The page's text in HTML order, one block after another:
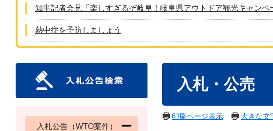
知事記者会見「楽しすぎるぞ岐阜！岐阜県アウトドア観光キャンペ
熱中症を予防しましょう
入札・公売
印刷ページ表示 大きな文
入札公告（WTO案件）